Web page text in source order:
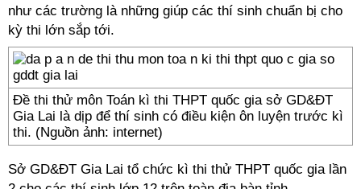
như các trường là những giúp các thí sinh chuẩn bị cho
kỳ thi lớn sắp tới.
Đề thi thử môn Toán kì thi THPT quốc gia sở GD&ĐT
Gia Lai là dịp để thí sinh có điều kiện ôn luyện trước kì
thi. (Nguồn ảnh: internet)
Sở GD&ĐT Gia Lai tổ chức kì thi thử THPT quốc gia lần